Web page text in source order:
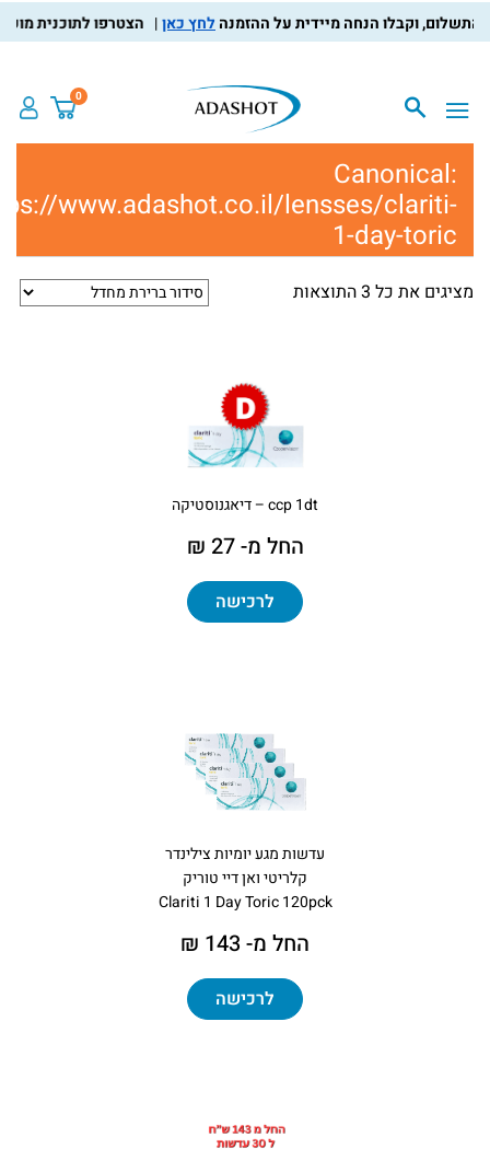
לחץ כאן הצטרפו לתוכנית מועדון
Canonical:
https://www.adashot.co.il/lensses/clariti-
1-day-toric
את כל ⁦3⁩ התוצאות
ccp 1dt – דיאגנוסטיקה
החל מ- 27 ₪
לרכישה
עדשות מגע יומיות צילינדר
קלריטי ואן דיי טוריק
Clariti 1 Day Toric 120pck
החל מ- 143 ₪
לרכישה